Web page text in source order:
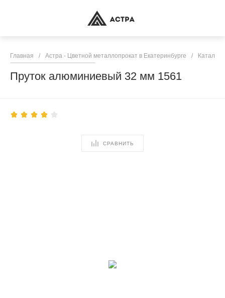
Главная / Астра - Цветной металлопрокат в Екатеринбурге / Каталог
Пруток алюминиевый 32 мм 1561
СРАВНИТЬ